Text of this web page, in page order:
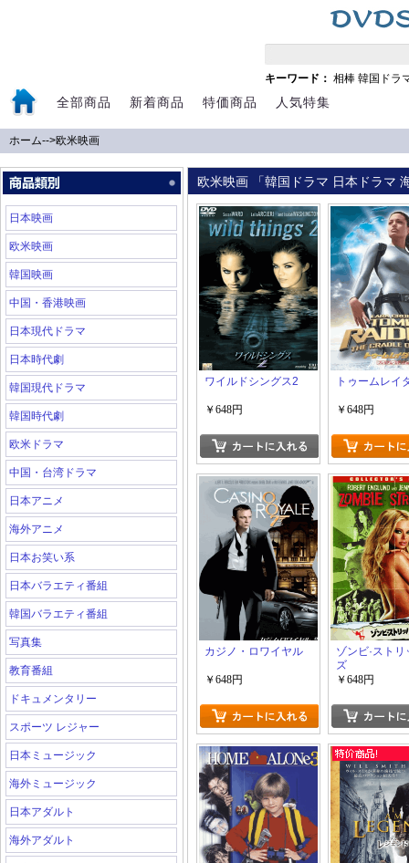
キーワード： 相棒 韓国ドラ
全部商品 新着商品 特価商品 人気特集
ホーム-->欧米映画
日本映画
欧米映画
韓国映画
中国・香港映画
日本現代ドラマ
日本時代劇
韓国現代ドラマ
韓国時代劇
欧米ドラマ
中国・台湾ドラマ
日本アニメ
海外アニメ
日本お笑い系
日本バラエティ番組
韓国バラエティ番組
写真集
教育番組
ドキュメンタリー
スポーツ レジャー
日本ミュージック
海外ミュージック
日本アダルト
海外アダルト
欧米映画 「韓国ドラマ 日本ドラマ
ワイルドシングス2
￥648円
トゥームレイ
￥648円
カジノ・ロワイヤル
￥648円
ゾンビ·スト
ズ
￥648円